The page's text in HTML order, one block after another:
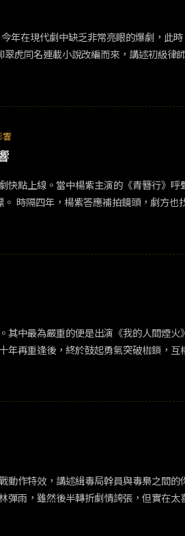
年危機。」一句話將簡冰(白百何飾)
般，而愛情主線也藏在其中，並沒格
能被觀眾吐槽「又來了」的心理準備。
使得可討論議題更為多元，是個非常
年在現代劇中缺乏非常亮眼的爆劇，此
裝不在乎......，裝有品味、裝可憐、什
響
點上線。當中楊紫主演的《青簪行》
響，
。偏科生今天來跟大家聊聊劣跡藝人對
其中最為嚴重的便是出演《我的人間煙
再重逢後，終於鼓起勇氣突破枷鎖，
演藝路途恐受劇烈影響。
作特效，講述緝毒局幹員與毒梟之間
彈雨，雖然後半轉折劇情誇張，但實在
目成仇的兄弟各據山頭，就為了一展香